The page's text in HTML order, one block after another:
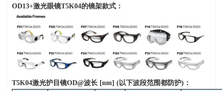
OD13+激光眼镜T5K04的镜架款式：
T5K04激光护目镜OD@波长 [nm] (以下波段范围都防护)：